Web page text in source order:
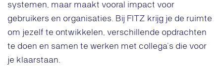
systemen, maar maakt vooral impact voor
gebruikers en organisaties. Bij FITZ krijg je de ruimte
om jezelf te ontwikkelen, verschillende opdrachten
te doen en samen te werken met collega’s die voor
je klaarstaan.